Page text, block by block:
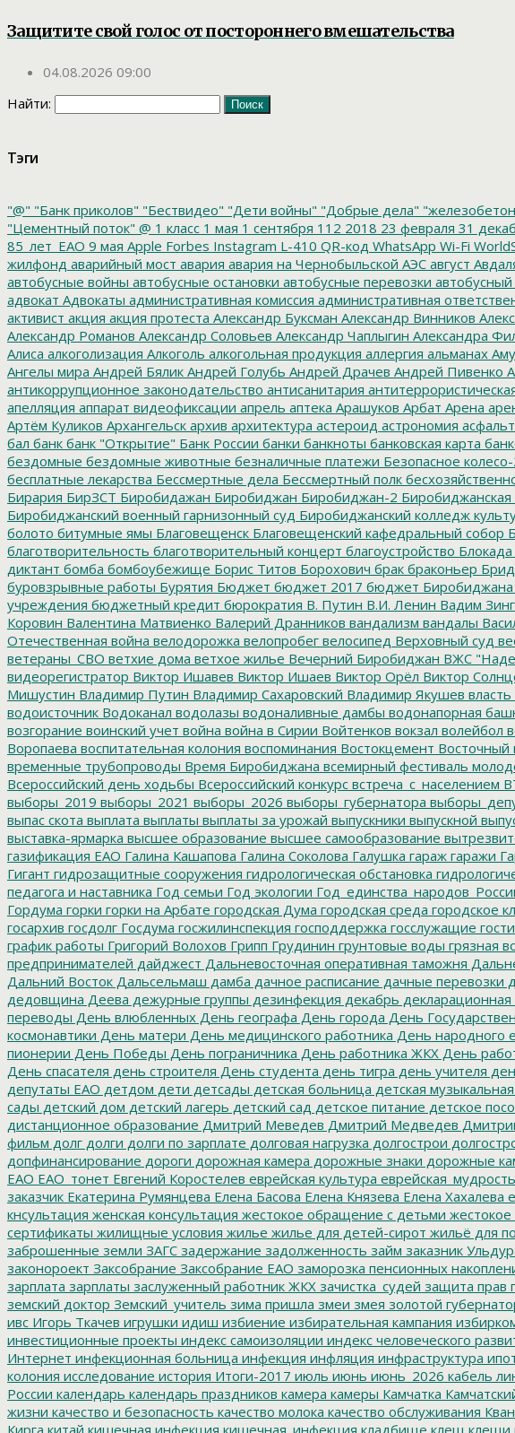
Защитите свой голос от постороннего вмешательства
04.08.2026 09:00
Найти:
Тэги
"@" "Банк приколов" "Бествидео" "Дети войны" "Добрые дела"
"Цементный поток" @ 1 класс 1 мая 1 сентября 112 2018 23 февраля 31
85_лет_ЕАО 9 мая Apple Forbes Instagram L-410 QR-код WhatsApp Wi-Fi
жилфонд аварийный мост авария авария на Чернобыльской АЭС август
автобусные войны автобусные остановки автобусные перевозки автобусный
адвокат Адвокаты административная комиссия административная
активист акция акция протеста Александр Буксман Александр Винников
Александр Романов Александр Соловьев Александр Чаплыгин Александра
Алиса алкоголизация Алкоголь алкогольная продукция аллергия альманах
Ангелы мира Андрей Бялик Андрей Голубь Андрей Драчев Андрей Пивенко
антикоррупционное законодательство антисанитария
апелляция аппарат видеофиксации апрель аптека Арашуков Арбат Арена
Артём Куликов Архангельск архив архитектура астероид астрономия асфальт
бал банк банк "Открытие" Банк России банки банкноты банковская карта
бездомные бездомные животные безналичные платежи Безопасное
бесплатные лекарства Бессмертные дела Бессмертный полк
Бирария БирЗСТ Биробидажан Биробиджан Биробиджан-2 Биробиджанская
Биробиджанский военный гарнизонный суд Биробиджанский колледж
болото битумные ямы Благовещенск Благовещенский кафедральный собор
благотворительность благотворительный концерт благоустройство
диктант бомба бомбоубежище Борис Титов Борохович брак браконьер
буровзрывные работы Бурятия Бюджет бюджет 2017 бюджет Биробиджана
учреждения бюджетный кредит бюрократия В. Путин В.И. Ленин Вадим
Коровин Валентина Матвиенко Валерий Дранников вандализм вандалы
Отечественная война велодорожка велопробег велосипед Верховный суд
ветераны_СВО ветхие дома ветхое жилье Вечерний Биробиджан ВЖС
видеорегистратор Виктор Ишавев Виктор Ишаев Виктор Орёл Виктор
Мишустин Владимир Путин Владимир Сахаровский Владимир Якушев власть
водоисточник Водоканал водолазы водоналивные дамбы водонапорная
возгорание воинский учет война война в Сирии Войтенков вокзал волейбол
Воропаева воспитательная колония воспоминания Востокцемент Восточный
временные трубопроводы Время Биробиджана всемирный фестиваль
Всероссийский день ходьбы Всероссийский конкурс встреча_с_населением
выборы_2019 выборы_2021 выборы_2026 выборы_губернатора
выпас скота выплата выплаты выплаты за урожай выпускники выпускной
выставка-ярмарка высшее образование высшее самообразование
газификация ЕАО Галина Кашапова Галина Соколова Галушка гараж гаражи
Гигант гидрозащитные сооружения гидрологическая обстановка
педагога и наставника Год семьи Год экологии
Гордума горки горки на Арбате городская Дума городская среда городское
госархив госдолг Госдума госжилинспекция господдержка госслужащие
график работы Григорий Волохов Грипп Грудинин грунтовые воды грязная
предпринимателей дайджест Дальневосточная оперативная таможня
Дальний Восток Дальсельмаш дамба дачное расписание дачные перевозки
дедовщина Деева дежурные группы дезинфекция декабрь декларационная
переводы День влюбленных День географа День города День
космонавтики День матери День медицинского работника День народного
пионерии День Победы День пограничника День работника ЖКХ День
День спасателя день строителя День студента день тигра день учителя
депутаты ЕАО детдом дети детсады детская больница детская
сады детский дом детский лагерь детский сад детское питание детское
дистанционное образование Дмитрий Меведев Дмитрий Медведев
фильм долг долги долги по зарплате долговая нагрузка долгострои
допфинансирование дороги дорожная камера дорожные знаки дорожные
ЕАО ЕАО_тонет Евгений Коростелев еврейская культура еврейская_мудрость
заказчик Екатерина Румянцева Елена Басова Елена Князева Елена Хахалева
кнсультация женская консультация жестокое обращение с детьми
сертификаты жилищные условия жилье жилье для детей-сирот жильё для
заброшенные земли ЗАГС задержание задолженность займ заказник
законороект Заксобрание Заксобрание ЕАО заморозка пенсионных
зарплата зарплаты заслуженный работник ЖКХ зачистка_судей защита прав
земский доктор Земский_учитель зима пришла змеи змея золотой
ивс Игорь Ткачев игрушки идиш избиение избирательная кампания
инвестиционные проекты индекс самоизоляции индекс человеческого
Интернет инфекционная больница инфекция инфляция инфраструктура
колония исследование история Итоги-2017 июль июнь июнь_2026 кабель
России календарь календарь праздников камера камеры Камчатка
жизни качество и безопасность качество молока качество обслуживания
Кирга китай кишечная инфекция кишечная_инфекция кладбище клещ клещи